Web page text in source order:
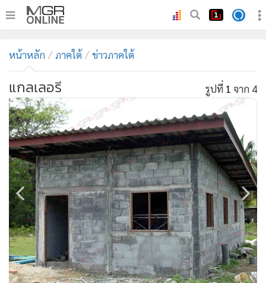
ทันเหตุการณ์
• ภาคใต้
• ภูมิภาค
• Online Section
• บันเทิง
• ผู้จัดการรายวัน
• คอลัมนิสต์
• ละคร
• CbizReview
• Cyber BIZ
• ผู้จัดกวน
• Good health & Well-being
หน้าหลัก ภาคใต้ ข่าวภาคใต้
แกลเลอรี รูปที่ 1 จาก 4